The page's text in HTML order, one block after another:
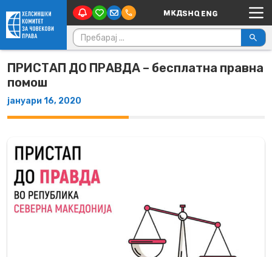
Skip to content Main Navigation
Пребарувај за:
ПРИСТАП ДО ПРАВДА – бесплатна правна
помош
јануари 16, 2020